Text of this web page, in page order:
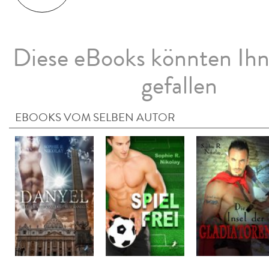
Diese eBooks könnten
gefallen
EBOOKS VOM SELBEN AUTOR